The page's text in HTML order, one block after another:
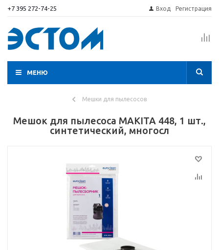
+7 395 272-74-25 Вход Регистрация
МЕНЮ
Мешки для пылесосов
Мешок для пылесоса MAKITA 448, 1 шт.,
синтетический, многосл